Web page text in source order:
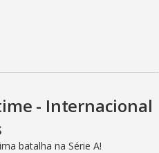
- Internacional
batalha na Série A!